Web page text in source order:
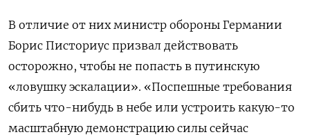
В отличие от них министр обороны Германии
Борис Писториус призвал действовать
осторожно, чтобы не попасть в путинскую
«ловушку эскалации». «Поспешные требования
сбить что-нибудь в небе или устроить какую-то
масштабную демонстрацию силы сейчас